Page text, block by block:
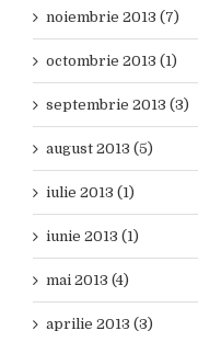
noiembrie 2013 (7)
octombrie 2013 (1)
septembrie 2013 (3)
august 2013 (5)
iulie 2013 (1)
iunie 2013 (1)
mai 2013 (4)
aprilie 2013 (3)